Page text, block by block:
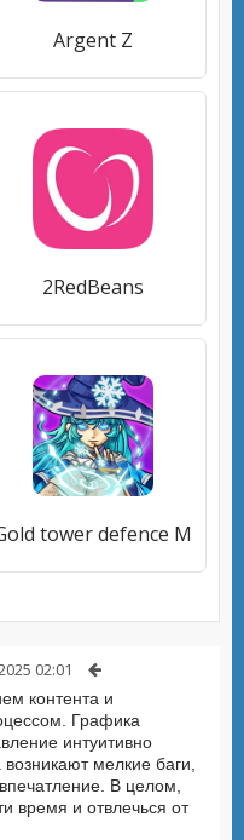
Argent Z
2RedBeans
tower defence M
02:01
контента и
Графика
интуитивно
мелкие баги,
В целом,
время и отвлечься от